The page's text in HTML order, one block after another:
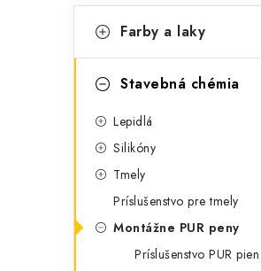
o
a
kategórie
a
i
Farby a laky
Stavebná chémia
Lepidlá
Silikóny
Tmely
Príslušenstvo pre tmely
Montážne PUR peny
Príslušenstvo PUR pien